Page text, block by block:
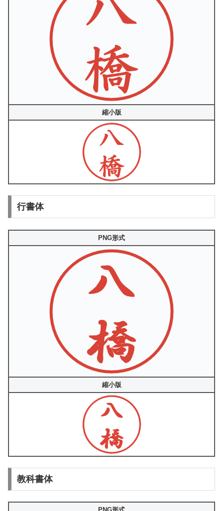
縮小版
行書体
PNG形式
縮小版
教科書体